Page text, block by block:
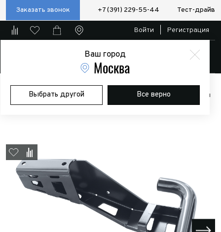
Заказать звонок +7 (391) 229-55-44 Тест-драйв
Ваш город
Москва
Выбрать другой Все верно
Войти Регистрация
Главная Магазин Дополнительное оборудование
Силовые
бампера/пороги/калитки
Пороги РИФ силовые УАЗ Патриот Пикап
2015+ стандарт